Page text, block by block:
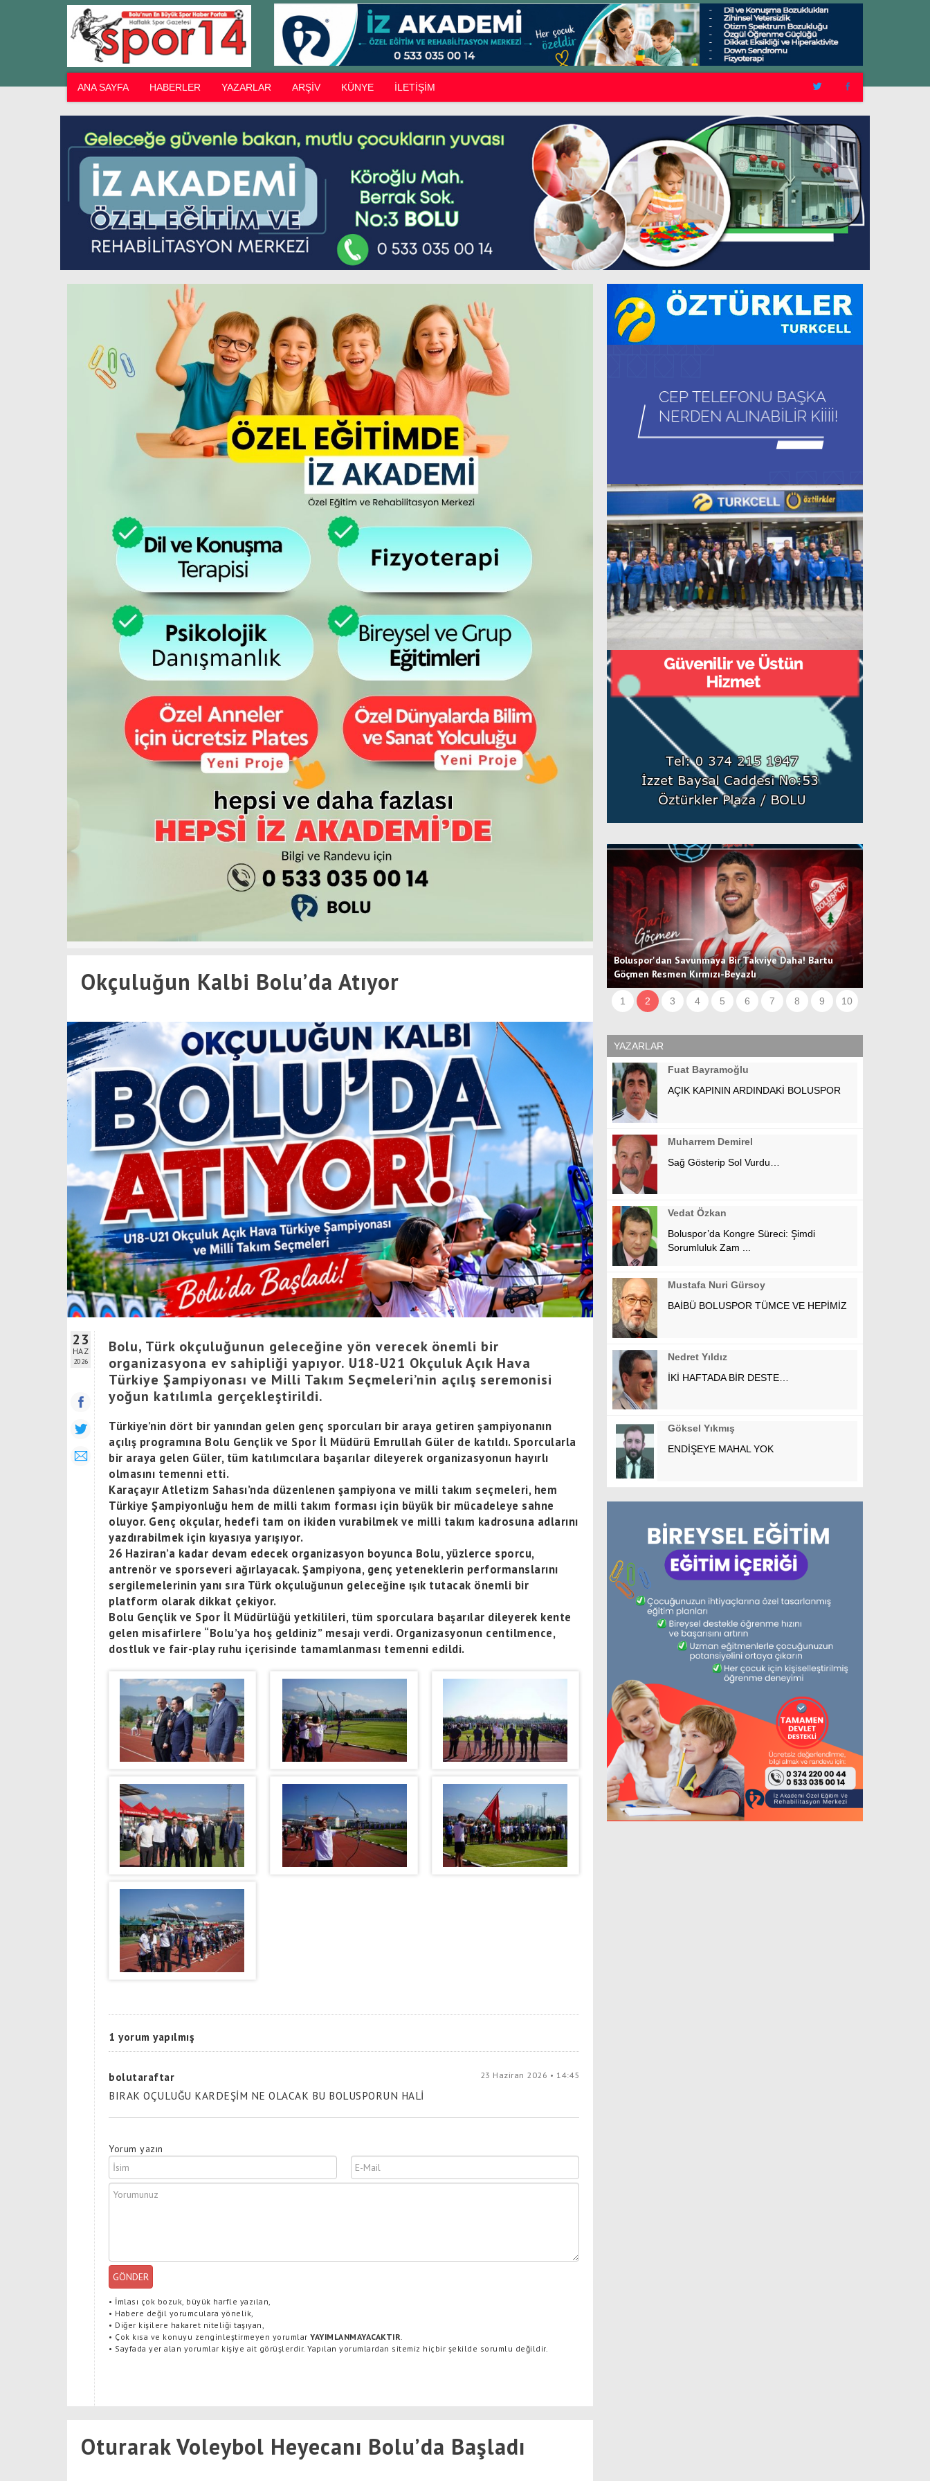
ANA SAYFA HABERLER YAZARLAR ARŞİV KÜNYE İLETİŞİM
Okçuluğun Kalbi Bolu’da Atıyor
23
HAZ
2026
Bolu, Türk okçuluğunun geleceğine yön verecek önemli bir
organizasyona ev sahipliği yapıyor. U18-U21 Okçuluk Açık Hava
Türkiye Şampiyonası ve Milli Takım Seçmeleri’nin açılış seremonisi
yoğun katılımla gerçekleştirildi.
Türkiye’nin dört bir yanından gelen genç sporcuları bir araya getiren şampiyonanın
açılış programına Bolu Gençlik ve Spor İl Müdürü Emrullah Güler de katıldı. Sporcularla
bir araya gelen Güler, tüm katılımcılara başarılar dileyerek organizasyonun hayırlı
olmasını temenni etti.
Karaçayır Atletizm Sahası’nda düzenlenen şampiyona ve milli takım seçmeleri, hem
Türkiye Şampiyonluğu hem de milli takım forması için büyük bir mücadeleye sahne
oluyor. Genç okçular, hedefi tam on ikiden vurabilmek ve milli takım kadrosuna adlarını
yazdırabilmek için kıyasıya yarışıyor.
26 Haziran’a kadar devam edecek organizasyon boyunca Bolu, yüzlerce sporcu,
antrenör ve sporseveri ağırlayacak. Şampiyona, genç yeteneklerin performanslarını
sergilemelerinin yanı sıra Türk okçuluğunun geleceğine ışık tutacak önemli bir
platform olarak dikkat çekiyor.
Bolu Gençlik ve Spor İl Müdürlüğü yetkilileri, tüm sporculara başarılar dileyerek kente
gelen misafirlere “Bolu’ya hoş geldiniz” mesajı verdi. Organizasyonun centilmence,
dostluk ve fair-play ruhu içerisinde tamamlanması temenni edildi.
1 yorum yapılmış
bolutaraftar 23 Haziran 2026 • 14:45
BIRAK OÇULUĞU KARDEŞİM NE OLACAK BU BOLUSPORUN HALİ
Yorum yazın
GÖNDER
• İmlası çok bozuk, büyük harfle yazılan,
• Habere değil yorumculara yönelik,
• Diğer kişilere hakaret niteliği taşıyan,
• Çok kısa ve konuyu zenginleştirmeyen yorumlar YAYIMLANMAYACAKTIR.
• Sayfada yer alan yorumlar kişiye ait görüşlerdir. Yapılan yorumlardan sitemiz hiçbir şekilde sorumlu değildir.
Oturarak Voleybol Heyecanı Bolu’da Başladı
Boluspor'dan Savunmaya Bir Takviye Daha! Bartu
Göçmen Resmen Kırmızı-Beyazlı
1 2 3 4 5 6 7 8 9 10
YAZARLAR
Fuat Bayramoğlu
AÇIK KAPININ ARDINDAKİ BOLUSPOR
Muharrem Demirel
Sağ Gösterip Sol Vurdu…
Vedat Özkan
Boluspor’da Kongre Süreci: Şimdi
Sorumluluk Zam ...
Mustafa Nuri Gürsoy
BAİBÜ BOLUSPOR TÜMCE VE HEPİMİZ
Nedret Yıldız
İKİ HAFTADA BİR DESTE…
Göksel Yıkmış
ENDİŞEYE MAHAL YOK